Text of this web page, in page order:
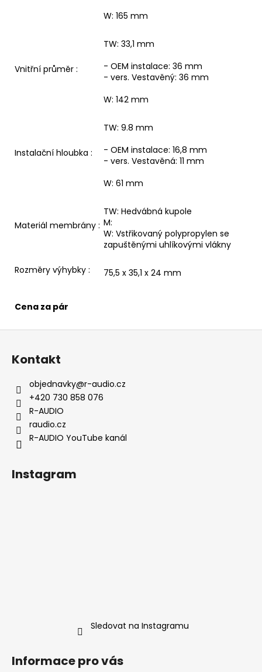
W: 165 mm
Vnitřní průměr :
TW: 33,1 mm
- OEM instalace: 36 mm
- vers. Vestavěný: 36 mm
W: 142 mm
Instalační hloubka :
TW: 9.8 mm
- OEM instalace: 16,8 mm
- vers. Vestavěná: 11 mm
W: 61 mm
Materiál membrány :
TW: Hedvábná kupole
M:
W: Vstřikovaný polypropylen se
zapuštěnými uhlíkovými vlákny
Rozměry výhybky : 75,5 x 35,1 x 24 mm
Cena za pár
Z
Kontakt
objednavky@r-audio.cz
+420 730 858 076
R-AUDIO
raudio.cz
R-AUDIO YouTube kanál
Instagram
Sledovat na Instagramu
Informace pro vás